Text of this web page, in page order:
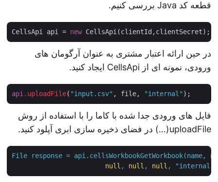
قطعه کد Java بررسی کنیم.
CellsApi api = new
در حین ارائه اعتبار مشتری به عنوان آرگومان های
ورودی، نمونه ای از CellsApi ایجاد کنید.
api.uploadFile ("input.csv" , file, "internal"
فایل های ورودی جدا شده با کاما را با استفاده از روش
uploadFile(…) در فضای ذخیره سازی ابری آپلود کنید.
File response = api.cellsWorkbookGetWorkbook(name,
null
, null , null